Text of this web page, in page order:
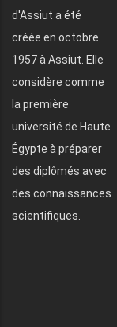
d'Assiut a été
créée en octobre
1957 à Assiut. Elle
considère comme
la première
université de Haute
Égypte à préparer
des diplômés avec
des connaissances
scientifiques.